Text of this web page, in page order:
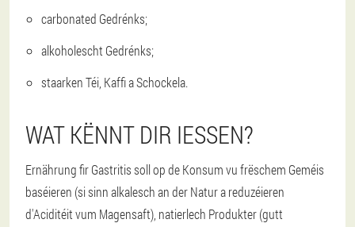
carbonated Gedrénks;
alkoholescht Gedrénks;
staarken Téi, Kaffi a Schockela.
WAT KËNNT DIR IESSEN?
Ernährung fir Gastritis soll op de Konsum vu frëschem Geméis
baséieren (si sinn alkalesch an der Natur a reduzéieren
d'Aciditéit vum Magensaft), natierlech Produkter (gutt